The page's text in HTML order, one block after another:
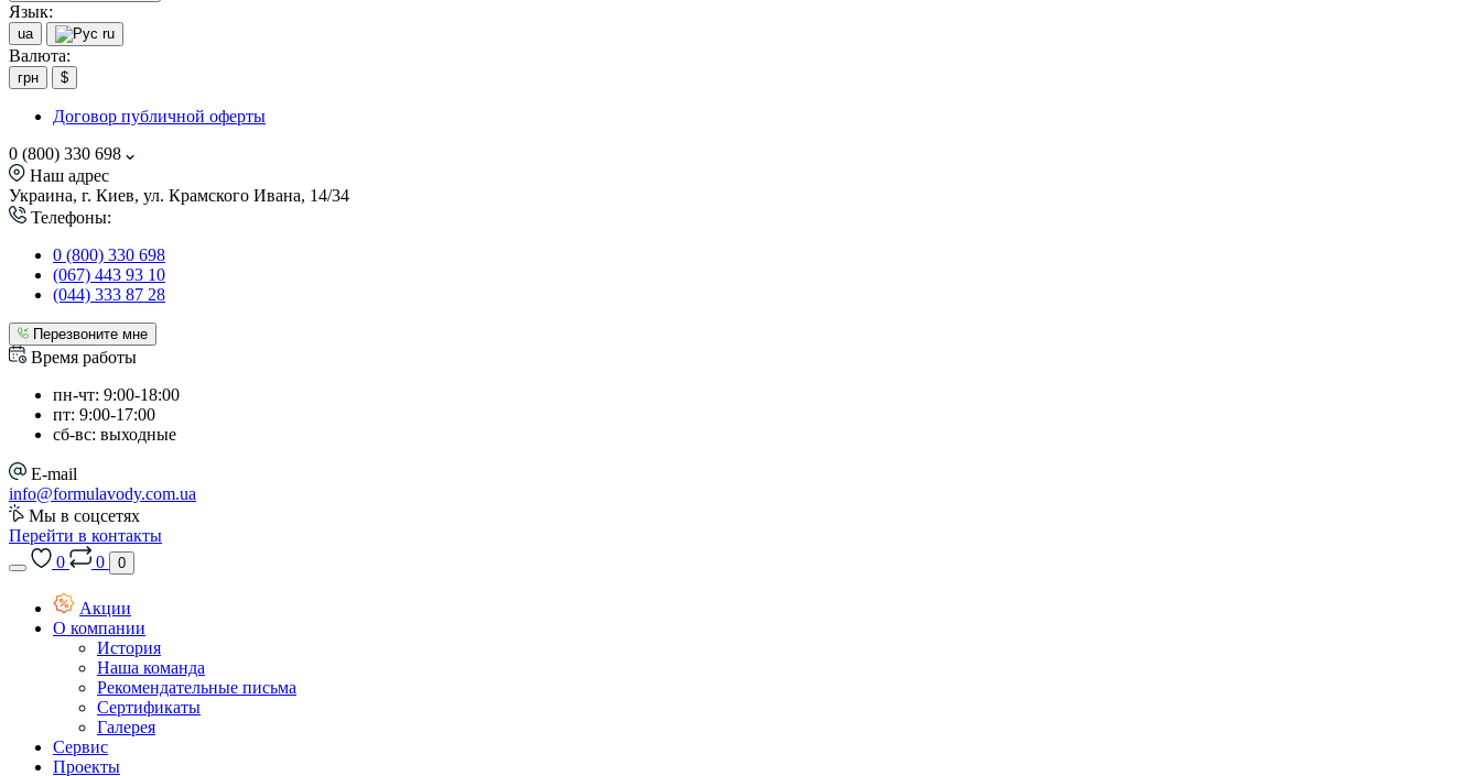
Язык:
ua ru
Валюта:
грн $
Договор публичной оферты
0 (800) 330 698
Наш адрес
Украина, г. Киев, ул. Крамского Ивана, 14/34
Телефоны:
0 (800) 330 698
(067) 443 93 10
(044) 333 87 28
Перезвоните мне
Время работы
пн-чт: 9:00-18:00
пт: 9:00-17:00
сб-вс: выходные
E-mail
info@formulavody.com.ua
Мы в соцсетях
Перейти в контакты
0
0 0
Акции
О компании
История
Наша команда
Рекомендательные письма
Сертификаты
Галерея
Сервис
Проекты